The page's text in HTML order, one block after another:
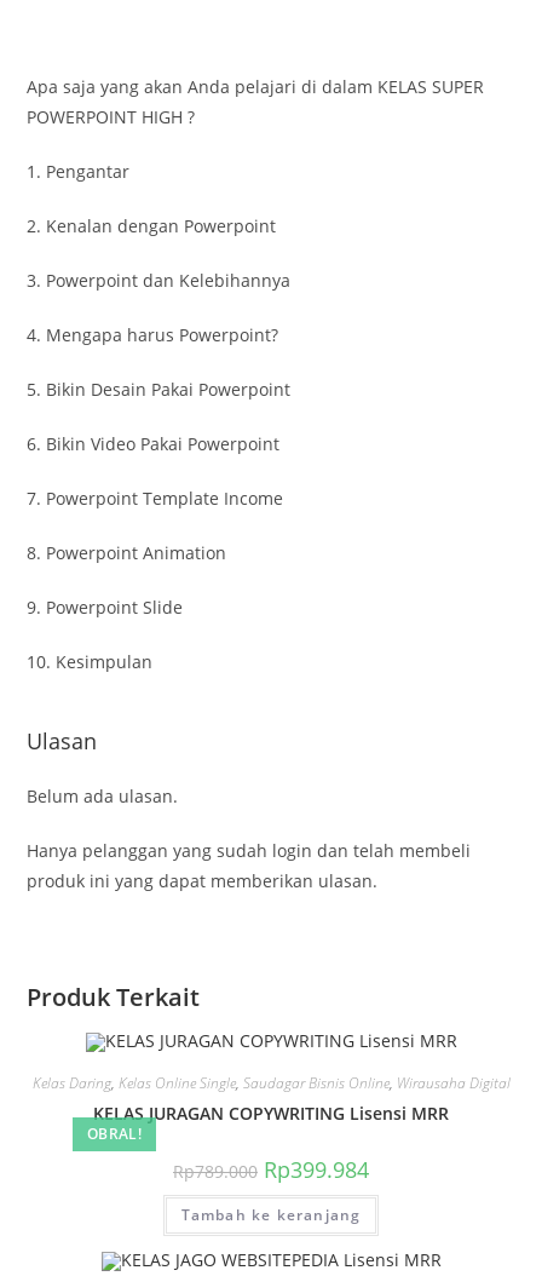
Apa saja yang akan Anda pelajari di dalam KELAS SUPER
POWERPOINT HIGH ?
1. Pengantar
2. Kenalan dengan Powerpoint
3. Powerpoint dan Kelebihannya
4. Mengapa harus Powerpoint?
5. Bikin Desain Pakai Powerpoint
6. Bikin Video Pakai Powerpoint
7. Powerpoint Template Income
8. Powerpoint Animation
9. Powerpoint Slide
10. Kesimpulan
Ulasan
Belum ada ulasan.
Hanya pelanggan yang sudah login dan telah membeli
produk ini yang dapat memberikan ulasan.
Produk Terkait
OBRAL!
Kelas Daring, Kelas Online Single, Saudagar Bisnis Online, Wirausaha Digital
KELAS JURAGAN COPYWRITING Lisensi MRR
Rp789.000 Harga
aslinya
adalah:
Rp789.000.
Rp399.984saat
ini
Rp399.984.
Tambah ke keranjang